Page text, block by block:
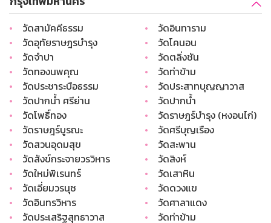
• วัดสามัคคีธรรม •
วัดอินทาราม
•
วัดอุทัยราษฎรบำรุง •
วัดโคนอน
•
วัดจำปา •
วัดตลิ่งชัน
•
วัดทองนพคุณ •
วัดท่าข้าม
•
วัดประชาระบือธรรม •
วัดประสาทบุญญาวาส
•
วัดปากน้ำ ศรีย่าน •
วัดปากน้ำ
•
วัดโพธิ์ทอง •
วัดราษฎร์บำรุง (หงอนไก่)
•
วัดราษฎร์บูรณะ •
วัดศรีบุญเรือง
•
วัดสวนอุดมสุข •
วัดสะพาน
•
วัดสังข์กระจายวรวิหาร •
วัดสิงห์
•
วัดใหม่พิเรนทร์ •
วัดเสาหิน
•
วัดเอี่ยมวรนุช •
วัดดวงแข
•
วัดอินทรวิหาร •
วัดศาลาแดง
•
วัดประเสริฐสุทธาวาส •
วัดท่าข้าม